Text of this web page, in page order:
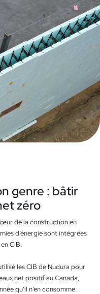
genre : bâtir
zéro
de la construction en
d’énergie sont intégrées
CIB.
les CIB de Nudura pour
net positif au Canada,
qu’il n'en consomme.